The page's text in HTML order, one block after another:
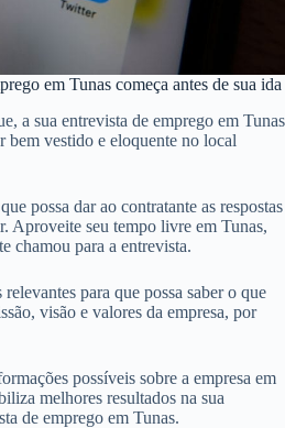
em Tunas começa antes de sua ida
a sua entrevista de emprego em Tunas
bem vestido e eloquente no local
possa dar ao contratante as respostas
Aproveite seu tempo livre em Tunas,
chamou para a entrevista.
para que possa saber o que
visão e valores da empresa, por
possíveis sobre a empresa em
melhores resultados na sua
de emprego em Tunas.